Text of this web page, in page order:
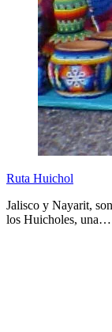
Ruta Huichol
Jalisco y Nayarit,
los Huicholes, una…